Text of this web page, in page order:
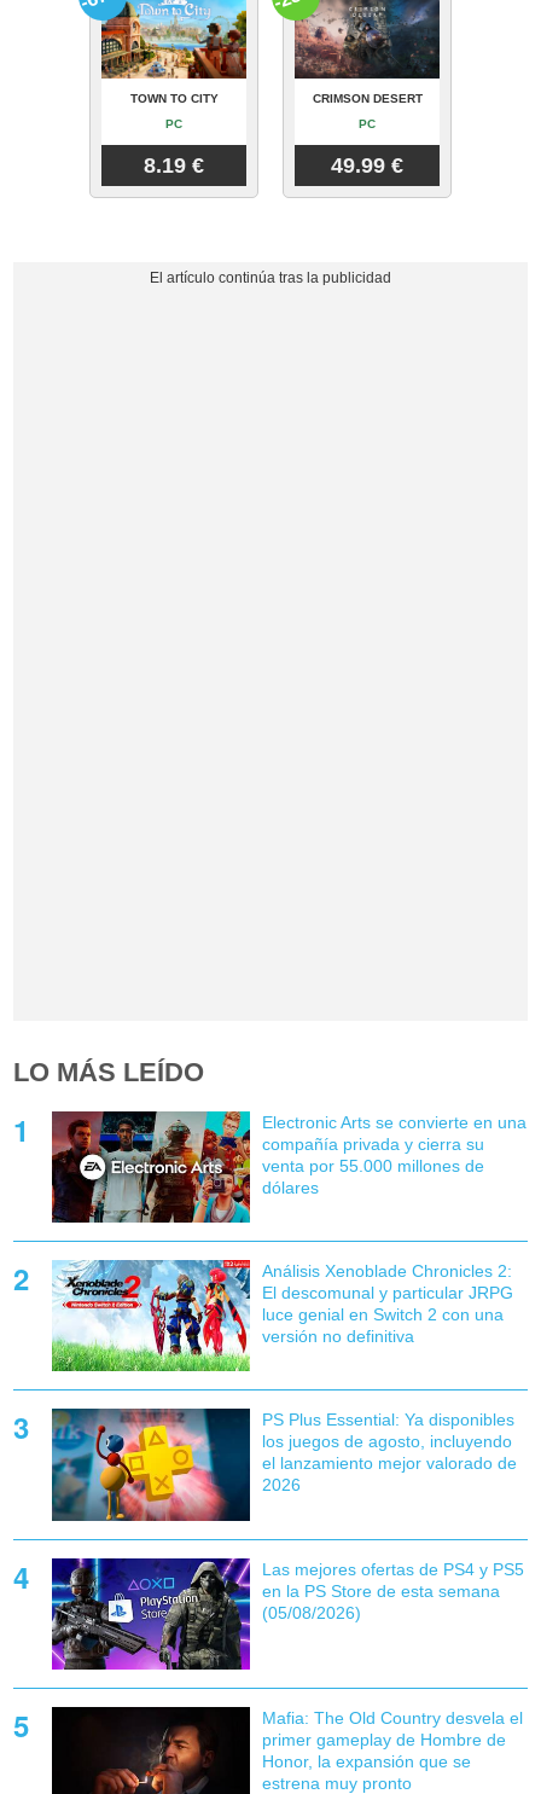
TOWN TO CITY
PC
8.19 €
CRIMSON DESERT
PC
49.99 €
LO MÁS LEÍDO
Electronic Arts se convierte en una
compañía privada y cierra su
venta por 55.000 millones de
dólares
Análisis Xenoblade Chronicles 2:
El descomunal y particular JRPG
luce genial en Switch 2 con una
versión no definitiva
PS Plus Essential: Ya disponibles
los juegos de agosto, incluyendo
el lanzamiento mejor valorado de
2026
Las mejores ofertas de PS4 y PS5
en la PS Store de esta semana
(05/08/2026)
Mafia: The Old Country desvela el
primer gameplay de Hombre de
Honor, la expansión que se
estrena muy pronto